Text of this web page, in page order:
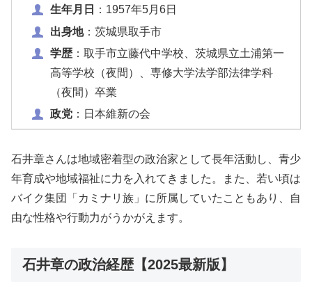
生年月日
：1957年5月6日
出身地：茨城県取手市
学歴：取手市立藤代中学校、茨城県立土浦第一
高等学校（夜間）、専修大学法学部法律学科
（夜間）卒業
政党：日本維新の会
石井章さんは地域密着型の政治家として長年活動し、青少
年育成や地域福祉に力を入れてきました。また、若い頃は
バイク集団「カミナリ族」に所属していたこともあり、自
由な性格や行動力がうかがえます。
石井章の政治経歴【2025最新版】